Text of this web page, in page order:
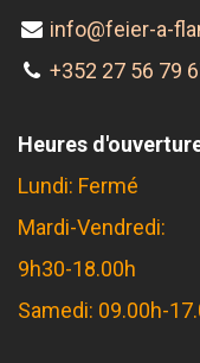
info@feier-a-
+352 27 56 79
Heures
Lundi: Fermé
Mardi-Vendredi:
9h30-18.00h
Samedi: 09.00h-